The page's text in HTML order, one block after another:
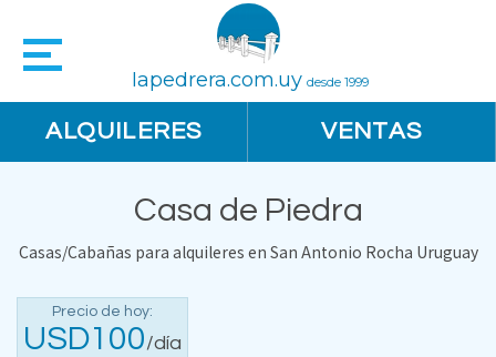
lapedrera.com.uy desde 1999
ALQUILERES VENTAS
Casa de Piedra
Casas/Cabañas para alquileres en San Antonio Rocha Uruguay
Precio de hoy:
USD100/día